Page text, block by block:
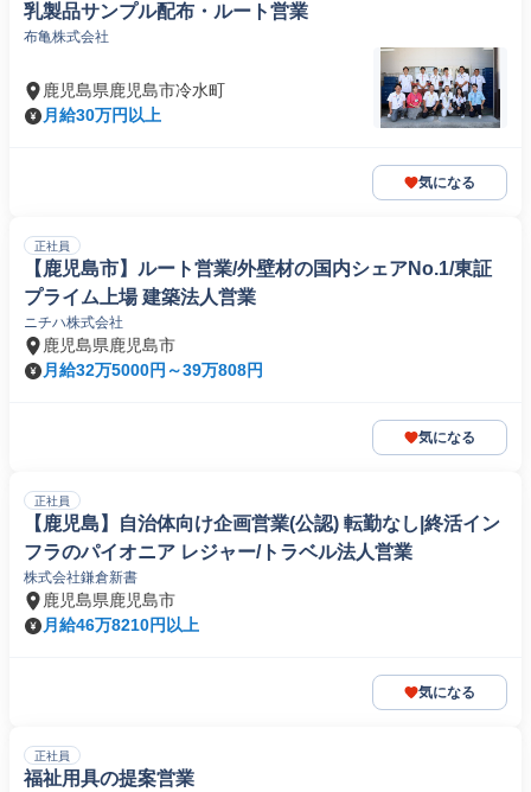
乳製品サンプル配布・ルート営業
布亀株式会社
鹿児島県鹿児島市冷水町
月給30万円以上
気になる
正社員
【鹿児島市】ルート営業/外壁材の国内シェアNo.1/東証
プライム上場 建築法人営業
ニチハ株式会社
鹿児島県鹿児島市
月給32万5000円～39万808円
気になる
正社員
【鹿児島】自治体向け企画営業(公認) 転勤なし|終活イン
フラのパイオニア レジャー/トラベル法人営業
株式会社鎌倉新書
鹿児島県鹿児島市
月給46万8210円以上
気になる
正社員
福祉用具の提案営業